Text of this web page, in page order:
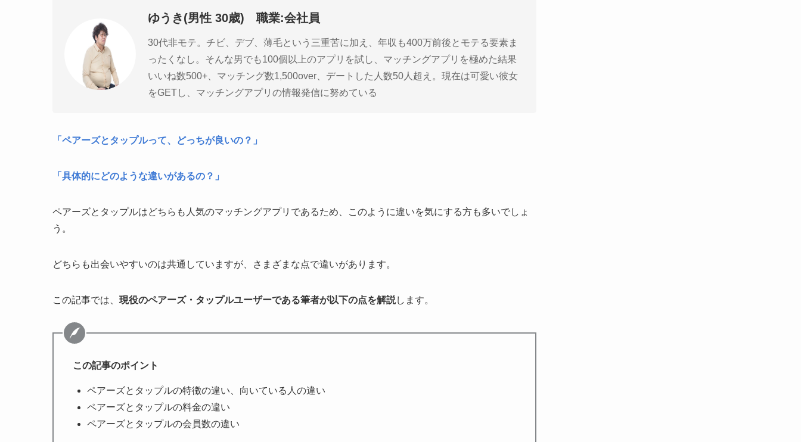
ゆうき(男性 30歳) 職業:会社員
30代非モテ。チビ、デブ、薄毛という三重苦に加え、年収も400万前後とモテる要素ま
ったくなし。そんな男でも100個以上のアプリを試し、マッチングアプリを極めた結果
いいね数500+、マッチング数1,500over、デートした人数50人超え。現在は可愛い彼女
をGETし、マッチングアプリの情報発信に努めている
「ペアーズとタップルって、どっちが良いの？」
「具体的にどのような違いがあるの？」
ペアーズとタップルはどちらも人気のマッチングアプリであるため、このように違いを気にする方も多いでしょ
う。
どちらも出会いやすいのは共通していますが、さまざまな点で違いがあります。
この記事では、 現役のペアーズ・タップルユーザーである筆者が以下の点を解説します。
この記事のポイント
ペアーズとタップルの特徴の違い、向いている人の違い
ペアーズとタップルの料金の違い
ペアーズとタップルの会員数の違い